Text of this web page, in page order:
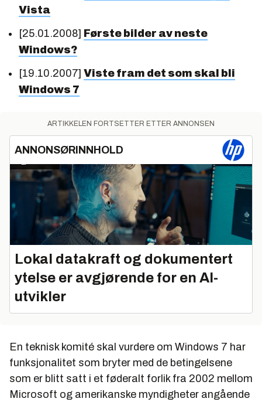
Vista
[25.01.2008] Første bilder av neste
Windows?
[19.10.2007] Viste fram det som skal bli
Windows 7
ARTIKKELEN FORTSETTER ETTER ANNONSEN
ANNONSØRINNHOLD
Lokal datakraft og dokumentert
ytelse er avgjørende for en AI-
utvikler
En teknisk komité skal vurdere om Windows 7 har
funksjonalitet som bryter med de betingelsene
som er blitt satt i et føderalt forlik fra 2002 mellom
Microsoft og amerikanske myndigheter angående